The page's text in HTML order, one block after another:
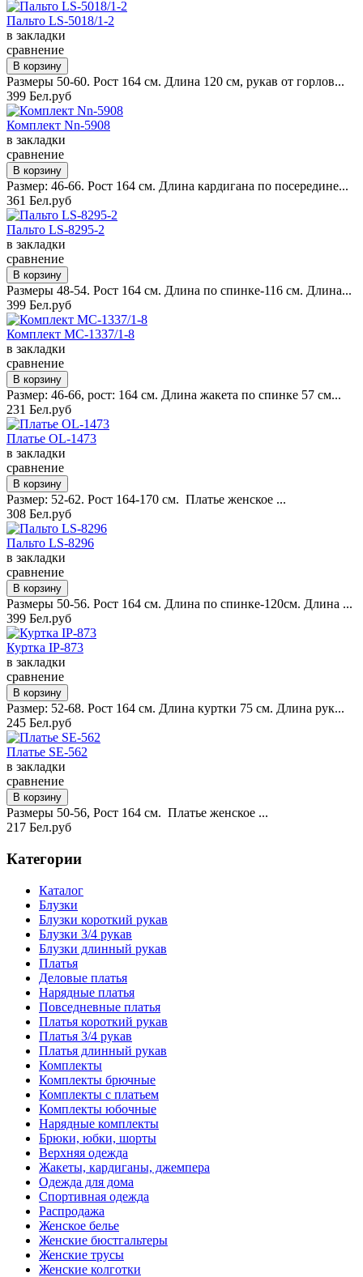
Пальто LS-5018/1-2
в закладки
сравнение
Размеры 50-60. Рост 164 см. Длина 120 см, рукав от горлов...
399 Бел.руб
Комплект Nn-5908
в закладки
сравнение
Размер: 46-66. Рост 164 см. Длина кардигана по посередине...
361 Бел.руб
Пальто LS-8295-2
в закладки
сравнение
Размеры 48-54. Рост 164 см. Длина по спинке-116 см. Длина...
399 Бел.руб
Комплект MC-1337/1-8
в закладки
сравнение
Размер: 46-66, рост: 164 см. Длина жакета по спинке 57 см...
231 Бел.руб
Платье OL-1473
в закладки
сравнение
Размер: 52-62. Рост 164-170 см. Платье женское ...
308 Бел.руб
Пальто LS-8296
в закладки
сравнение
Размеры 50-56. Рост 164 см. Длина по спинке-120см. Длина ...
399 Бел.руб
Куртка IP-873
в закладки
сравнение
Размер: 52-68. Рост 164 см. Длина куртки 75 см. Длина рук...
245 Бел.руб
Платье SE-562
в закладки
сравнение
Размеры 50-56, Рост 164 см. Платье женское ...
217 Бел.руб
Категории
Каталог
Блузки
Блузки короткий рукав
Блузки 3/4 рукав
Блузки длинный рукав
Платья
Деловые платья
Нарядные платья
Повседневные платья
Платья короткий рукав
Платья 3/4 рукав
Платья длинный рукав
Комплекты
Комплекты брючные
Комплекты с платьем
Комплекты юбочные
Нарядные комплекты
Брюки, юбки, шорты
Верхняя одежда
Жакеты, кардиганы, джемпера
Одежда для дома
Спортивная одежда
Распродажа
Женское белье
Женские бюстгальтеры
Женские трусы
Женские колготки